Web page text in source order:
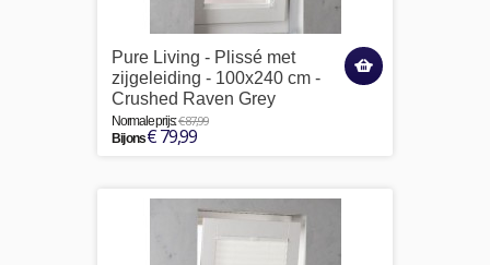
Pure Living - Plissé met
zijgeleiding - 100x240 cm -
Crushed Raven Grey
Normale prijs:€ 87,99
Bij ons€ 79,99